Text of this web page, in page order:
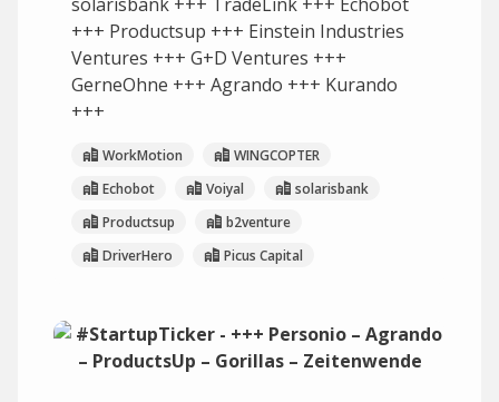
+++ Productsup +++ Einstein Industries
Ventures +++ G+D Ventures +++
GerneOhne +++ Agrando +++ Kurando
+++
WorkMotion
WINGCOPTER
Echobot
Voiyal
solarisbank
Productsup
b2venture
DriverHero
Picus Capital